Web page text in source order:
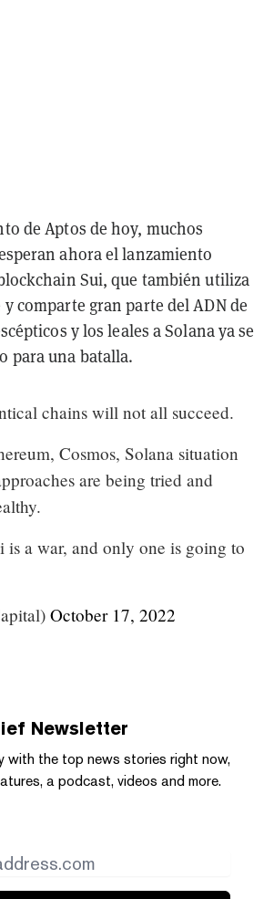
de Aptos de hoy, muchos
ahora el lanzamiento
Sui, que también utiliza
comparte gran parte del ADN de
y los leales a Solana ya se
para una batalla.
chains will not all succeed.
Cosmos, Solana situation
are being tried and
is a war, and only one is going to
October 17, 2022
Newsletter
with the top news stories right now,
a podcast, videos and more.